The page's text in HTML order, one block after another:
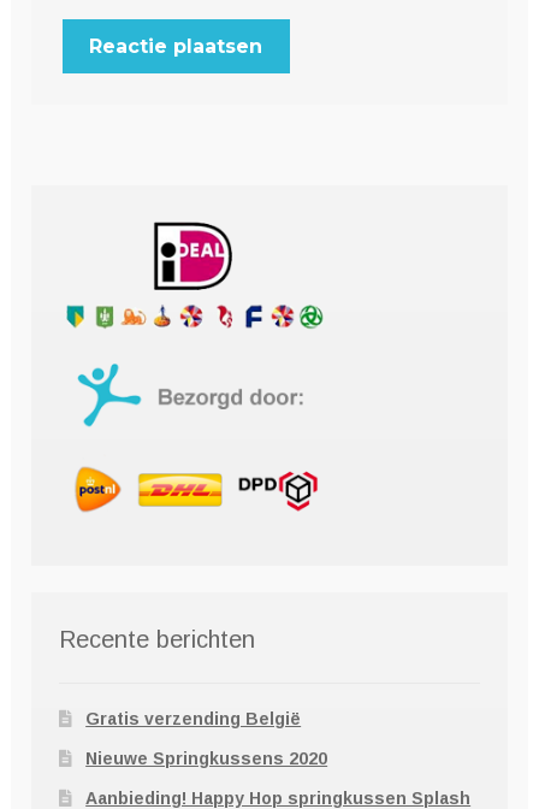
Recente berichten
Gratis verzending België
Nieuwe Springkussens 2020
Aanbieding! Happy Hop springkussen Splash